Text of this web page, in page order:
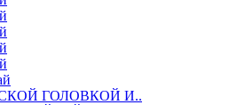
ГОЛОВКОЙ И..